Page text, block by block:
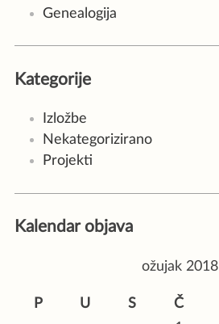
Genealogija
Kategorije
Izložbe
Nekategorizirano
Projekti
Kalendar objava
ožujak 2018
P U S Č